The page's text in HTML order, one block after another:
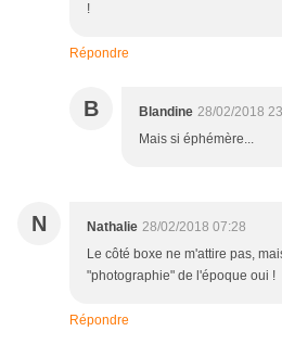
!
Répondre
B Blandine 28/02/2018
Mais si éphémère...
N Nathalie 28/02/2018 07:28
Le côté boxe ne m'attire pas,
"photographie" de l'époque oui !
Répondre